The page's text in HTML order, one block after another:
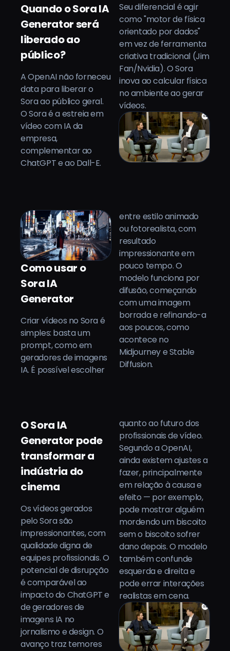
Quando o Sora IA
Generator será
liberado ao
público?
A OpenAI não forneceu
data para liberar o
Sora ao público geral.
O Sora é a estreia em
vídeo com IA da
empresa,
complementar ao
ChatGPT e ao Dall-E.
Seu diferencial é agir
como "motor de física
orientado por dados"
em vez de ferramenta
criativa tradicional (Jim
Fan/Nvidia). O Sora
inova ao calcular física
no ambiente ao gerar
vídeos.
Como usar o
Sora IA
Generator
Criar vídeos no Sora é
simples: basta um
prompt, como em
geradores de imagens
IA. É possível escolher
entre estilo animado
ou fotorealista, com
resultado
impressionante em
pouco tempo. O
modelo funciona por
difusão, começando
com uma imagem
borrada e refinando-a
aos poucos, como
acontece no
Midjourney e Stable
Diffusion.
O Sora IA
Generator pode
transformar a
indústria do
cinema
Os vídeos gerados
pelo Sora são
impressionantes, com
qualidade digna de
equipes profissionais. O
potencial de disrupção
é comparável ao
impacto do ChatGPT e
de geradores de
imagens IA no
jornalismo e design. O
avanço traz temores
quanto ao futuro dos
profissionais de vídeo.
Segundo a OpenAI,
ainda existem ajustes a
fazer, principalmente
em relação à causa e
efeito — por exemplo,
pode mostrar alguém
mordendo um biscoito
sem o biscoito sofrer
dano depois. O modelo
também confunde
esquerda e direita e
pode errar interações
realistas em cena.